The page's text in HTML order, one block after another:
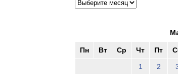
Пн Вт Ср Чт Пт
1 2